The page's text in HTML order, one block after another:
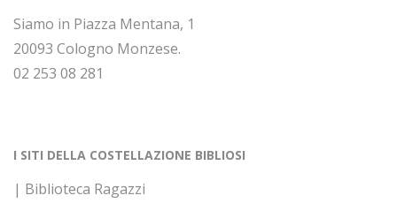
Siamo in Piazza Mentana, 1
20093 Cologno Monzese.
02 253 08 281
I SITI DELLA COSTELLAZIONE BIBLIOSI
| Biblioteca Ragazzi